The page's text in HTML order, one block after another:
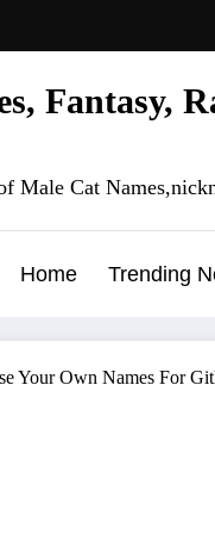
Fantasy,
Male Cat
Home Trending
Your Own Names For